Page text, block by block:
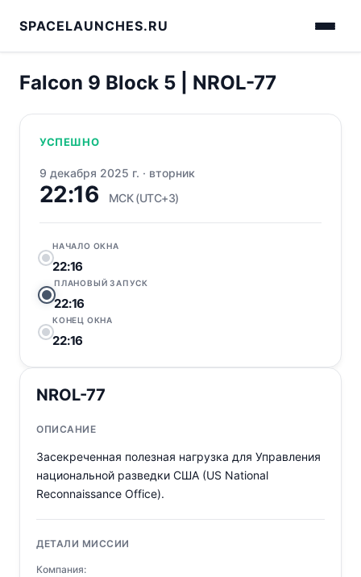
SPACELAUNCHES.RU
Falcon 9 Block 5 | NROL-77
УСПЕШНО
9 декабря 2025 г. · вторник
22:16 МСК (UTC+3)
НАЧАЛО ОКНА
22:16
ПЛАНОВЫЙ ЗАПУСК
22:16
КОНЕЦ ОКНА
22:16
NROL-77
ОПИСАНИЕ
Засекреченная полезная нагрузка для Управления
национальной разведки США (US National
Reconnaissance Office).
ДЕТАЛИ МИССИИ
Компания: